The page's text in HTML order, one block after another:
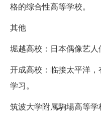
格的综合性高等学校。
其他
堀越高校：日本偶像艺人
开成高校：临接太平洋
学习。
筑波大学附属駒場高等